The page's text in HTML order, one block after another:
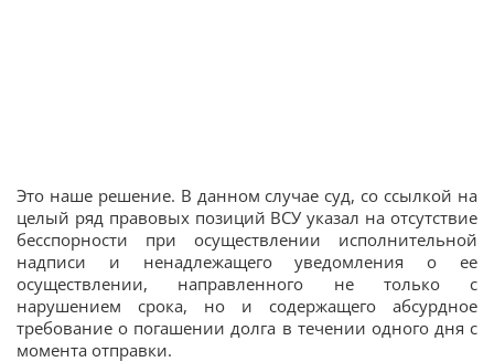
Это наше решение. В данном случае суд, со ссылкой на
целый ряд правовых позиций ВСУ указал на отсутствие
бесспорности при осуществлении исполнительной
надписи и ненадлежащего уведомления о ее
осуществлении, направленного не только с
нарушением срока, но и содержащего абсурдное
требование о погашении долга в течении одного дня с
момента отправки.